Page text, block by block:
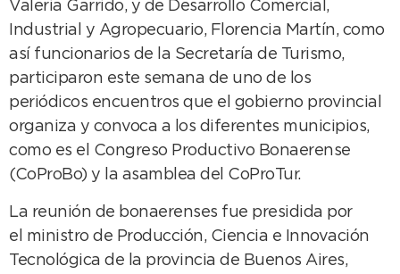
Valeria Garrido, y de Desarrollo Comercial,
Industrial y Agropecuario, Florencia Martín, como
así funcionarios de la Secretaría de Turismo,
participaron este semana de uno de los
periódicos encuentros que el gobierno provincial
organiza y convoca a los diferentes municipios,
como es el Congreso Productivo Bonaerense
(CoProBo) y la asamblea del CoProTur.
La reunión de bonaerenses fue presidida por
el ministro de Producción, Ciencia e Innovación
Tecnológica de la provincia de Buenos Aires,